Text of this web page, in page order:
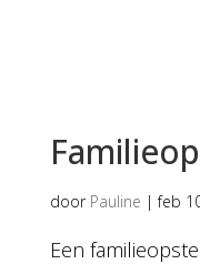
door Pauline |feb
Een